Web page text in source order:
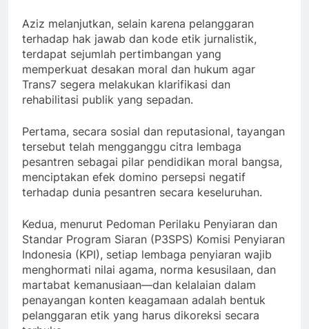
Aziz melanjutkan, selain karena pelanggaran
terhadap hak jawab dan kode etik jurnalistik,
terdapat sejumlah pertimbangan yang
memperkuat desakan moral dan hukum agar
Trans7 segera melakukan klarifikasi dan
rehabilitasi publik yang sepadan.
Pertama, secara sosial dan reputasional, tayangan
tersebut telah mengganggu citra lembaga
pesantren sebagai pilar pendidikan moral bangsa,
menciptakan efek domino persepsi negatif
terhadap dunia pesantren secara keseluruhan.
Kedua, menurut Pedoman Perilaku Penyiaran dan
Standar Program Siaran (P3SPS) Komisi Penyiaran
Indonesia (KPI), setiap lembaga penyiaran wajib
menghormati nilai agama, norma kesusilaan, dan
martabat kemanusiaan—dan kelalaian dalam
penayangan konten keagamaan adalah bentuk
pelanggaran etik yang harus dikoreksi secara